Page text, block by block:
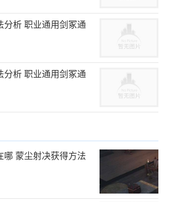
分析 职业通用剑冢通
分析 职业通用剑冢通
蒙尘射决获得方法